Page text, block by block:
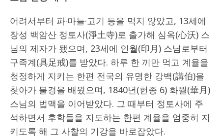
어려서부터 파·마늘·고기 등을 먹지 않았고, 13세에
장성 백암산 정토사(淨土寺)로 출가해 심옥(心沃) 스
님의 제자가 됐으며, 23세에 인월(印月) 스님로부터
구족계(具足戒)를 받았다. 하루 한 끼만 먹고 계율을
청정하게 지키는 한편 전국의 유명한 강백(講伯)을
찾아가 불경을 배웠으며, 1840년(헌종 6) 화월(華月)
스님의 법맥을 이어받았다. 그 때부터 정토사에 주
석하면서 후학들을 지도하는 한편 계율을 엄중히 지
키도록 해 그 사찰의 기강을 바로잡았다.